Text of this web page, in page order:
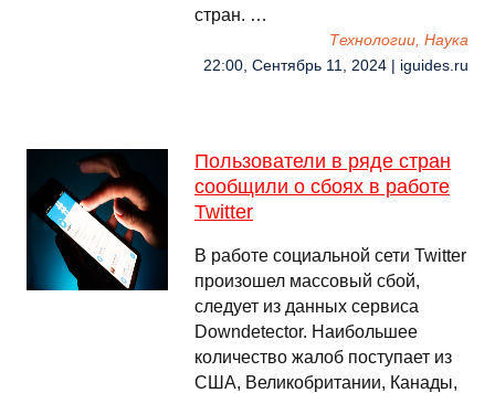
стран. …
Технологии, Наука
22:00, Сентябрь 11, 2024 | iguides.ru
Пользователи в ряде стран
сообщили о сбоях в работе
Twitter
В работе социальной сети Twitter
произошел массовый сбой,
следует из данных сервиса
Downdetector. Наибольшее
количество жалоб поступает из
США, Великобритании, Канады,